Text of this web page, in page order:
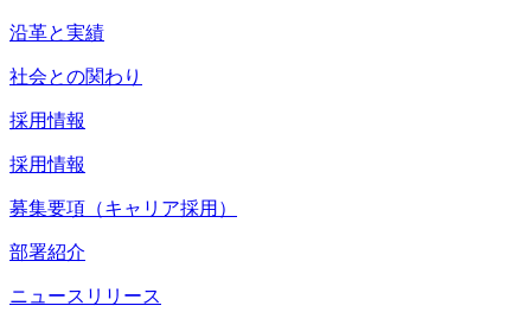
沿革と実績
社会との関わり
採用情報
採用情報
募集要項（キャリア採用）
部署紹介
ニュースリリース